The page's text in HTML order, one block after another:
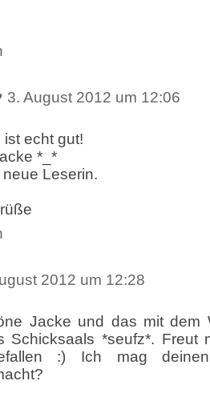
3. August 2012 um 12:06
ist echt gut!
*_*
Leserin.
2012 um 12:28
Jacke und das mit dem
Schicksaals *seufz*. Freut
:) Ich mag